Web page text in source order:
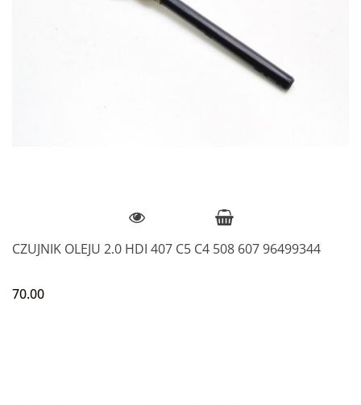
CZUJNIK OLEJU 2.0 HDI 407 C5 C4 508 607 96499344
70.00